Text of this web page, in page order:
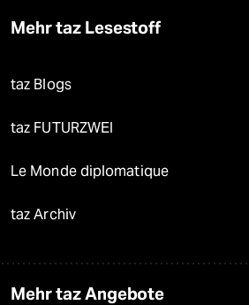
Mehr taz Lesestoff
taz Blogs
taz FUTURZWEI
Le Monde diplomatique
taz Archiv
Mehr taz Angebote